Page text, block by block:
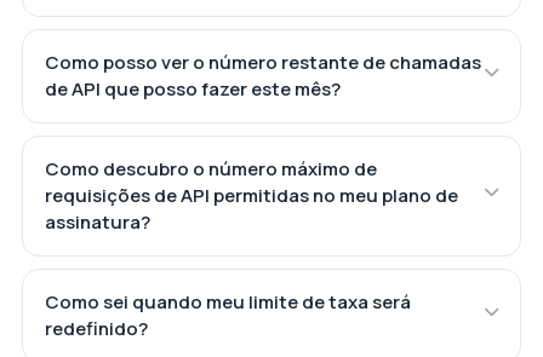
Como posso ver o número restante de chamadas
de API que posso fazer este mês?
Como descubro o número máximo de
requisições de API permitidas no meu plano de
assinatura?
Como sei quando meu limite de taxa será
redefinido?